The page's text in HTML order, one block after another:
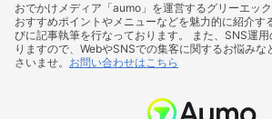
おでかけメディア「aumo」を運営するグリーエッ
おすすめポイントやメニューなどを魅力的に紹介す
びに記事執筆を行なっております。 また、SNS運
りますので、WebやSNSでの集客に関するお悩み
さいませ。 お問い合わせはこちら